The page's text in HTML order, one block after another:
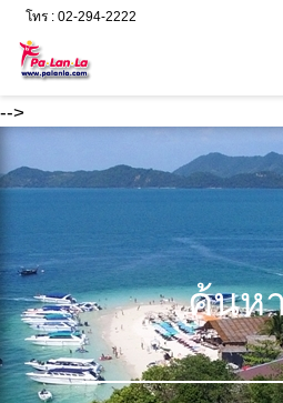
-->
โทร : 02-294-2222
ค้นห